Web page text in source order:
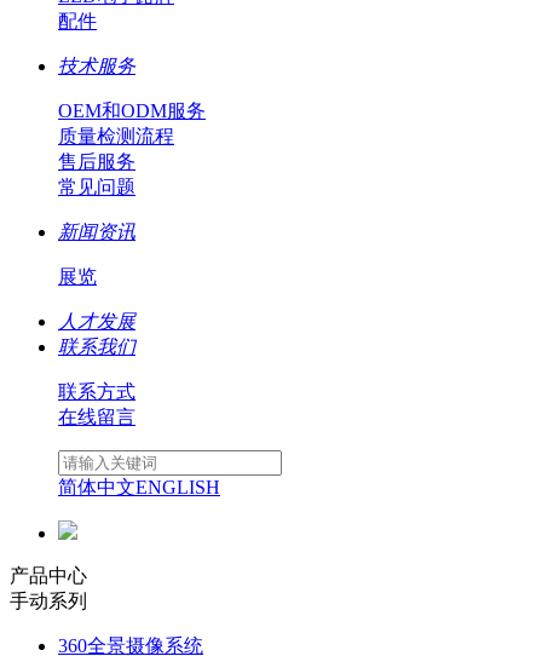
配件
技术服务
OEM和ODM服务
质量检测流程
售后服务
常见问题
新闻资讯
展览
人才发展
联系我们
联系方式
在线留言
简体中文ENGLISH
产品中心
手动系列
360全景摄像系统